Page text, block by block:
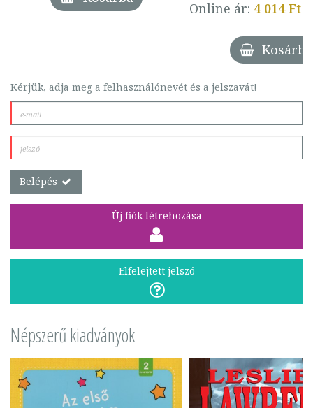
Online ár: 4 014 Ft
Kosárba
Kérjük, adja meg a felhasználónevét és a jelszavát!
Belépés
Új fiók létrehozása
Elfelejtett jelszó
Népszerű kiadványok